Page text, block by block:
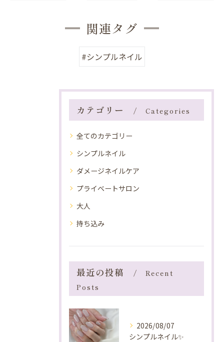
関連タグ
#シンプルネイル
カテゴリー Categories
全てのカテゴリー
シンプルネイル
ダメージネイルケア
プライベートサロン
大人
持ち込み
最近の投稿
Recent
Posts
2026/08/07
シンプルネイル✨️